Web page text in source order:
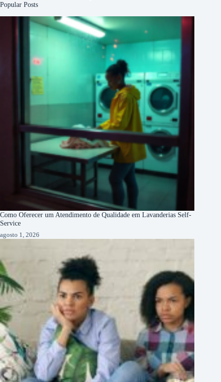
Popular Posts
Como Oferecer um Atendimento de Qualidade em Lavanderias Self-
Service
agosto 1, 2026